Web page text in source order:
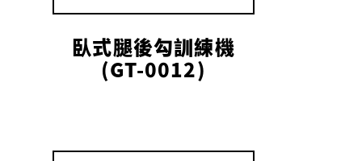
臥式腿後勾訓練機
(GT-0012)